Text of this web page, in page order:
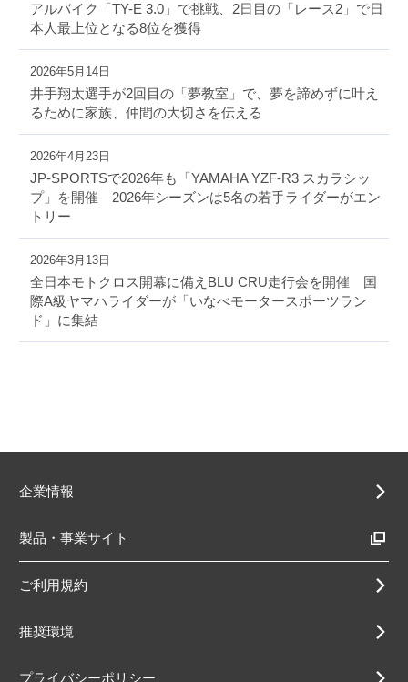
アルバイク「TY-E 3.0」で挑戦、2日目の「レース2」で日
本人最上位となる8位を獲得
2026年5月14日
井手翔太選手が2回目の「夢教室」で、夢を諦めずに叶え
るために家族、仲間の大切さを伝える
2026年4月23日
JP-SPORTSで2026年も「YAMAHA YZF-R3 スカラシッ
プ」を開催 2026年シーズンは5名の若手ライダーがエン
トリー
2026年3月13日
全日本モトクロス開幕に備えBLU CRU走行会を開催 国
際A級ヤマハライダーが「いなべモータースポーツラン
ド」に集結
企業情報
製品・事業サイト
ご利用規約
推奨環境
プライバシーポリシー